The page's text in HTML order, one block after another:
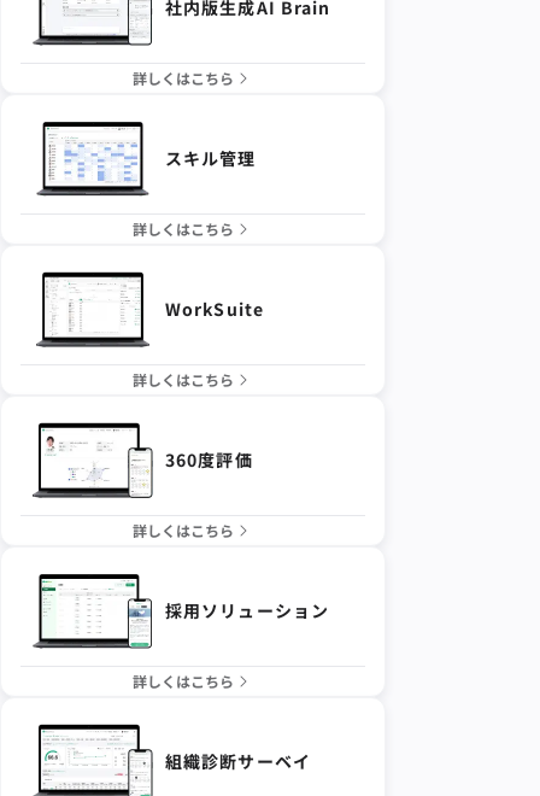
社内版生成AI Brain
詳しくはこちら
スキル管理
詳しくはこちら
WorkSuite
詳しくはこちら
360度評価
詳しくはこちら
採用ソリューション
詳しくはこちら
組織診断サーベイ